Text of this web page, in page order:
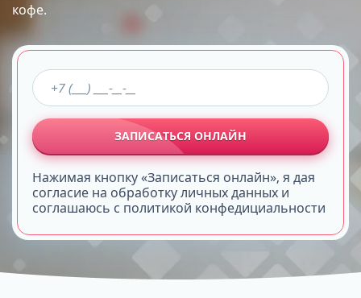
кофе.
ЗАПИСАТЬСЯ ОНЛАЙН
Нажимая кнопку «Записаться онлайн», я дая
согласие на обработку личных данных и
соглашаюсь с политикой конфедициальности